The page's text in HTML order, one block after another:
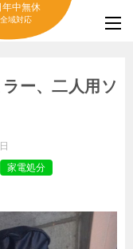
中無休
域対応
ー、二人用ソ
家電処分